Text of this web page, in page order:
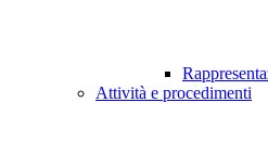
Attività e procedimenti